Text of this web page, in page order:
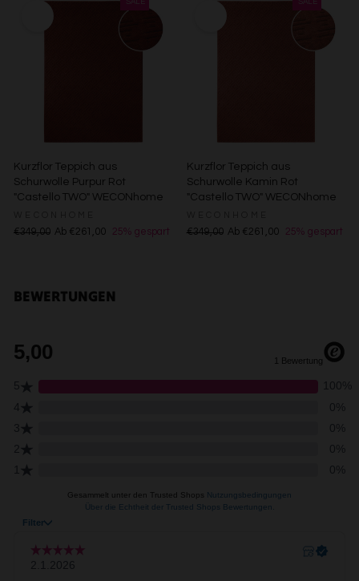
Kurzflor Teppich aus
Schurwolle Purpur Rot
"Castello TWO" WECONhome
€349,00 Ab €261,00 25% gespart
Kurzflor Teppich aus
Schurwolle Kamin Rot
"Castello TWO" WECONhome
€349,00 Ab €261,00 25% gespart
BEWERTUNGEN
Erstellung von Profilen zur Personalisierung von Inhalten
Verwendung von Profilen zur Auswahl personalisierter
Verwendung genauer Standortdaten
Endgeräteeigenschaften zur Identifikation aktiv abfragen